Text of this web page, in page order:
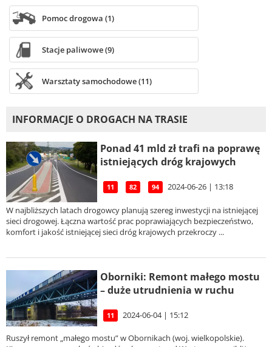
Pomoc drogowa (1)
Stacje paliwowe (9)
Warsztaty samochodowe (11)
INFORMACJE O DROGACH NA TRASIE
Ponad 41 mld zł trafi na poprawę
istniejących dróg krajowych
11 82 94 2024-06-26 | 13:18
W najbliższych latach drogowcy planują szereg inwestycji na istniejącej
sieci drogowej. Łączna wartość prac poprawiających bezpieczeństwo,
komfort i jakość istniejącej sieci dróg krajowych przekroczy ...
Oborniki: Remont małego mostu
– duże utrudnienia w ruchu
11 2024-06-04 | 15:12
Ruszył remont „małego mostu” w Obornikach (woj. wielkopolskie).